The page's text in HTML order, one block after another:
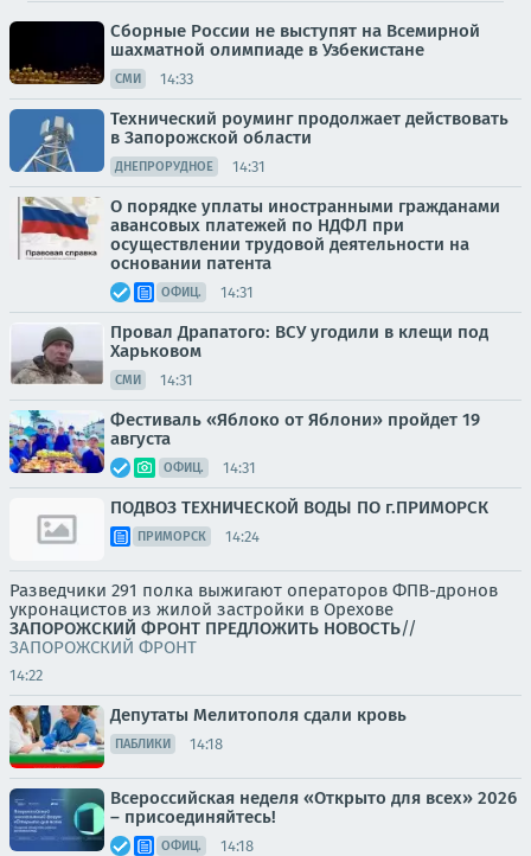
Сборные России не выступят на Всемирной
шахматной олимпиаде в Узбекистане
СМИ 14:33
Технический роуминг продолжает действовать
в Запорожской области
ДНЕПРОРУДНОЕ 14:31
О порядке уплаты иностранными гражданами
авансовых платежей по НДФЛ при
осуществлении трудовой деятельности на
основании патента
ОФИЦ. 14:31
Провал Драпатого: ВСУ угодили в клещи под
Харьковом
СМИ 14:31
Фестиваль «Яблоко от Яблони» пройдет 19
августа
ОФИЦ. 14:31
ПОДВОЗ ТЕХНИЧЕСКОЙ ВОДЫ ПО г.ПРИМОРСК
ПРИМОРСК 14:24
Разведчики 291 полка выжигают операторов ФПВ-дронов
укронацистов из жилой застройки в Орехове
ЗАПОРОЖСКИЙ ФРОНТ ПРЕДЛОЖИТЬ НОВОСТЬ//
ЗАПОРОЖСКИЙ ФРОНТ
14:22
Депутаты Мелитополя сдали кровь
ПАБЛИКИ 14:18
Всероссийская неделя «Открыто для всех» 2026
– присоединяйтесь!
ОФИЦ. 14:18